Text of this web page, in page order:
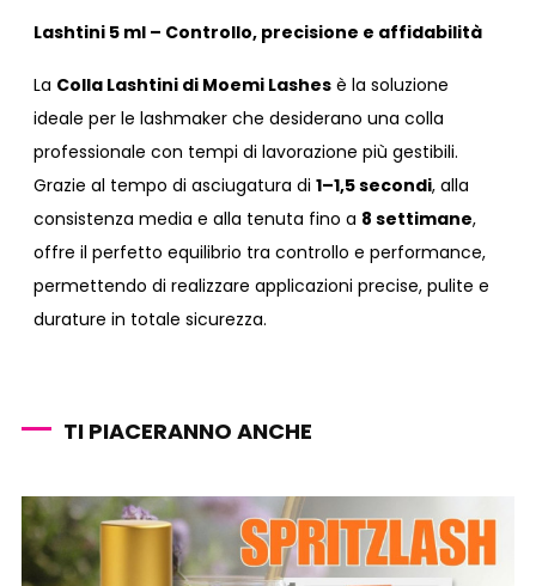
Lashtini 5 ml – Controllo, precisione e affidabilità
La Colla Lashtini di Moemi Lashes è la soluzione
ideale per le lashmaker che desiderano una colla
professionale con tempi di lavorazione più gestibili.
Grazie al tempo di asciugatura di 1–1,5 secondi, alla
consistenza media e alla tenuta fino a 8 settimane,
offre il perfetto equilibrio tra controllo e performance,
permettendo di realizzare applicazioni precise, pulite e
durature in totale sicurezza.
TI PIACERANNO ANCHE